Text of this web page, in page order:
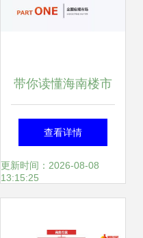
带你读懂海南楼市
2019海南房地产半
年报解读
查看详情
更新时间：2026-08-08
13:15:25